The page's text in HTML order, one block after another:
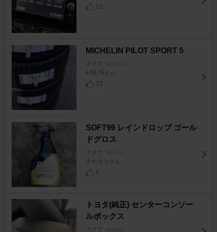
12
MICHELIN PILOT SPORT 5
アクア [NHP10]
k-9179さん
23
SOFT99 レインドロップ ゴール
ドグロス
アクア [NHP10]
きれぞうさん
6
トヨタ(純正) センターコンソー
ルボックス
アクア [NHP10]